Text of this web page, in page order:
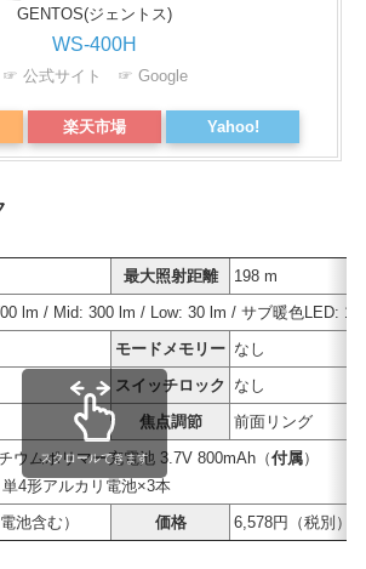
GENTOS(ジェントス)
WS-400H
☞ 公式サイト ☞ Google
楽天市場 Yahoo!
最大照射距離
198 m
lm / Mid: 300 lm / Low: 30 lm / サブ暖色LED: 10
モードメモリー なし
スイッチロック なし
焦点調節 前面リング
ウムポリマー充電池 3.7V 800mAh（付属）
単4形アルカリ電池×3本
池含む） 価格 6,578円（税別）
スクロールできます